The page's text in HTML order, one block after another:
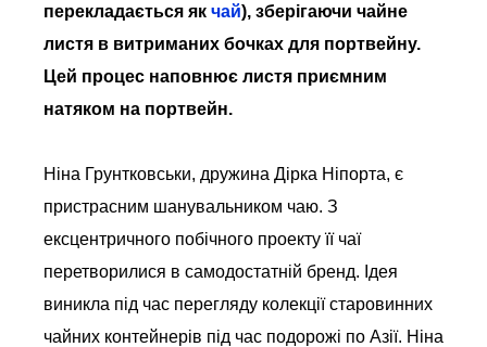
перекладається як чай), зберігаючи чайне
листя в витриманих бочках для портвейну.
Цей процес наповнює листя приємним
натяком на портвейн.
Ніна Грунтковськи, дружина Дірка Ніпорта, є
пристрасним шанувальником чаю. З
ексцентричного побічного проекту її чаї
перетворилися в самодостатній бренд. Ідея
виникла під час перегляду колекції старовинних
чайних контейнерів під час подорожі по Азії. Ніна